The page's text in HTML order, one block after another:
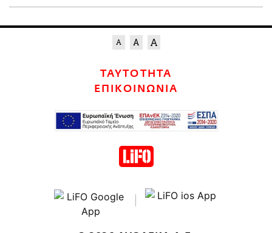
ΤΑΥΤΟΤΗΤΑ
ΕΠΙΚΟΙΝΩΝΙΑ